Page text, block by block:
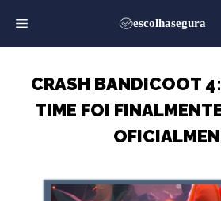
para
o
CRASH BANDICOOT
TIME FOI